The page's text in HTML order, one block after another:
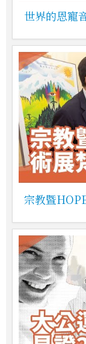
世界的恩寵
宗教暨